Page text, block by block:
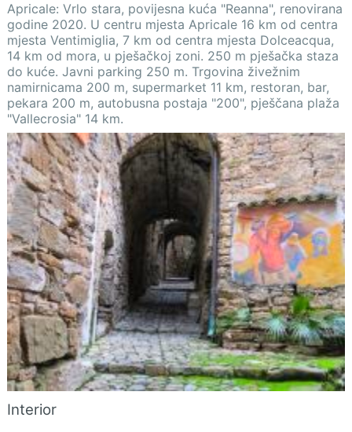
Apricale: Vrlo stara, povijesna kuća "Reanna", renovirana
godine 2020. U centru mjesta Apricale 16 km od centra
mjesta Ventimiglia, 7 km od centra mjesta Dolceacqua,
14 km od mora, u pješačkoj zoni. 250 m pješačka staza
do kuće. Javni parking 250 m. Trgovina živežnim
namirnicama 200 m, supermarket 11 km, restoran, bar,
pekara 200 m, autobusna postaja "200", pješčana plaža
"Vallecrosia" 14 km.
Interior